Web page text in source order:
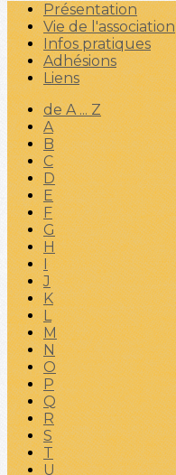
Présentation
Vie de l'association
Infos pratiques
Adhésions
Liens
de A ... Z
A
B
C
D
E
F
G
H
I
J
K
L
M
N
O
P
Q
R
S
T
U